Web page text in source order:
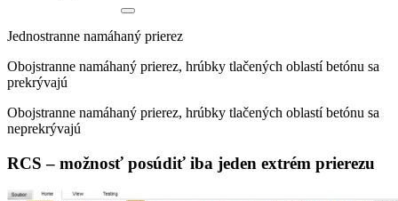
Jednostranne namáhaný prierez
Obojstranne namáhaný prierez, hrúbky tlačených oblastí betónu sa
prekrývajú
Obojstranne namáhaný prierez, hrúbky tlačených oblastí betónu sa
neprekrývajú
RCS – možnosť posúdiť iba jeden extrém prierezu